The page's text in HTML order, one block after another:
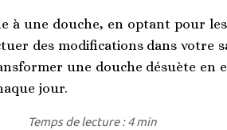
une douche, en optant pour les
des modifications dans votre
une douche désuète en
jour.
Temps de lecture : 4 min